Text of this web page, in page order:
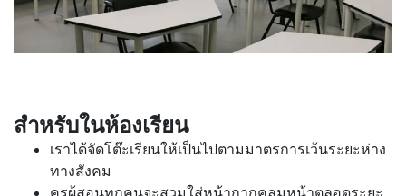
สำหรับในห้องเรียน
เราได้จัดโต๊ะเรียนให้เป็นไปตามมาตรการเว้นระยะห่าง
ทางสังคม